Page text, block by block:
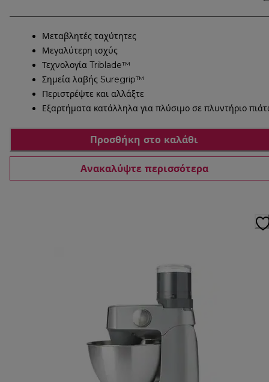
Μεταβλητές ταχύτητες
Μεγαλύτερη ισχύς
Τεχνολογία Triblade™
Σημεία λαβής Suregrip™
Περιστρέψτε και αλλάξτε
Εξαρτήματα κατάλληλα για πλύσιμο σε πλυντήριο
Προσθήκη στο καλάθι
Ανακαλύψτε περισσότερα